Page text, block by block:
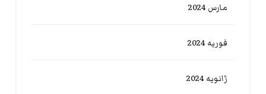
مارس 2024
فوریه 2024
ژانویه 2024